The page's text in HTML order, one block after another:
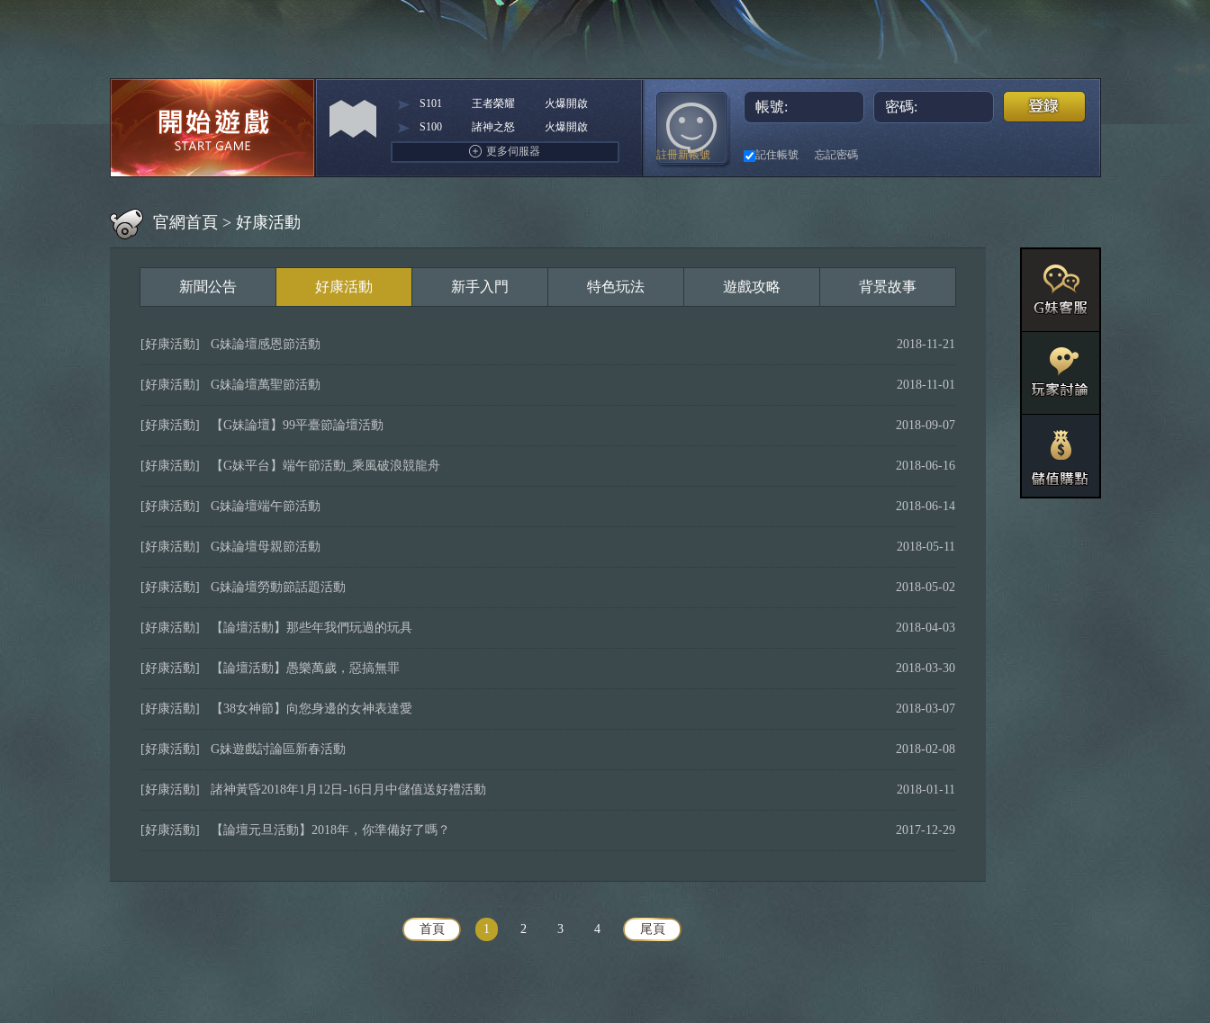
S101 王者榮耀
火爆開啟
S100
諸神之怒
火爆開啟
更多伺服器
註冊新帳號
帳號: 密碼:
記住帳號 忘記密碼
Facebook快速登入
巴哈快速登入台灣奇摩帳號快速登入
基地直接玩遊戲
Google快速登入
Raidcall直接玩遊戲
更多登入入口
官網首頁 > 好康活動
新聞公告 好康活動 新手入門 特色玩法 遊戲攻略 背景故事
[好康活動] G妹論壇感恩節活動 2018-11-21
[好康活動] G妹論壇萬聖節活動 2018-11-01
[好康活動] 【G妹論壇】99平臺節論壇活動 2018-09-07
[好康活動] 【G妹平台】端午節活動_乘風破浪競龍舟 2018-06-16
[好康活動] G妹論壇端午節活動 2018-06-14
[好康活動] G妹論壇母親節活動 2018-05-11
[好康活動] G妹論壇勞動節話題活動 2018-05-02
[好康活動] 【論壇活動】那些年我們玩過的玩具 2018-04-03
[好康活動] 【論壇活動】愚樂萬歲，惡搞無罪 2018-03-30
[好康活動] 【38女神節】向您身邊的女神表達愛 2018-03-07
[好康活動] G妹遊戲討論區新春活動 2018-02-08
[好康活動] 諸神黃昏2018年1月12日-16日月中儲值送好禮活動 2018-01-11
[好康活動] 【論壇元旦活動】2018年，你準備好了嗎？ 2017-12-29
首頁 1 2 3 4 尾頁